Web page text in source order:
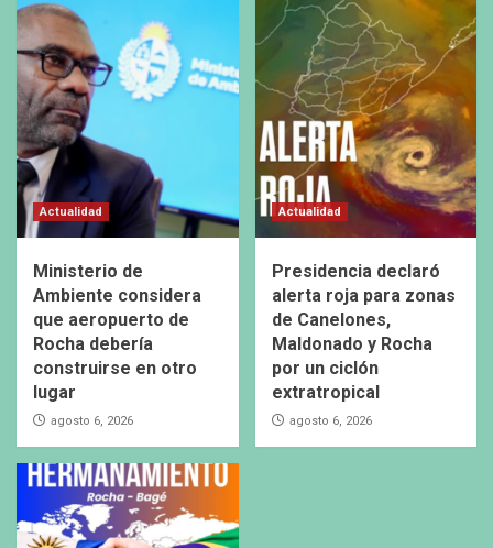
Actualidad
Ministerio de
Ambiente considera
que aeropuerto de
Rocha debería
construirse en otro
lugar
agosto 6, 2026
Actualidad
Presidencia declaró
alerta roja para zonas
de Canelones,
Maldonado y Rocha
por un ciclón
extratropical
agosto 6, 2026